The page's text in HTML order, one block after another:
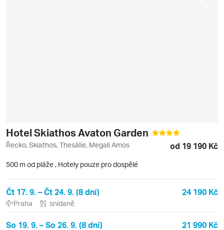
Hotel Skiathos Avaton Garden
Řecko, Skiathos, Thesálie, Megali Amos od 19 190 Kč
500 m od pláže , Hotely pouze pro dospělé
Čt 17. 9. – Čt 24. 9. (8 dní) 24 190 Kč
Praha snídaně
So 19. 9. – So 26. 9. (8 dní) 21 990 Kč